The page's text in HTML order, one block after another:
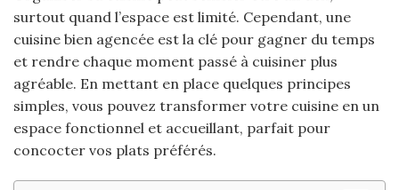
surtout quand l’espace est limité. Cependant, une
cuisine bien agencée est la clé pour gagner du temps
et rendre chaque moment passé à cuisiner plus
agréable. En mettant en place quelques principes
simples, vous pouvez transformer votre cuisine en un
espace fonctionnel et accueillant, parfait pour
concocter vos plats préférés.